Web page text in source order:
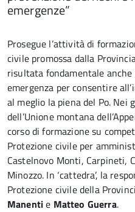
emergenze”
Prosegue l’attività di
civile promossa dalla
risultata fondamentale anche
emergenza per consentire
al meglio la piena del Po. Nei
dell’Unione montana
corso di formazione su
Protezione civile per
Castelnovo Monti, Carpineti,
Minozzo. In ‘cattedra’, la
Protezione civile della
Manentie Matteo Guerra.